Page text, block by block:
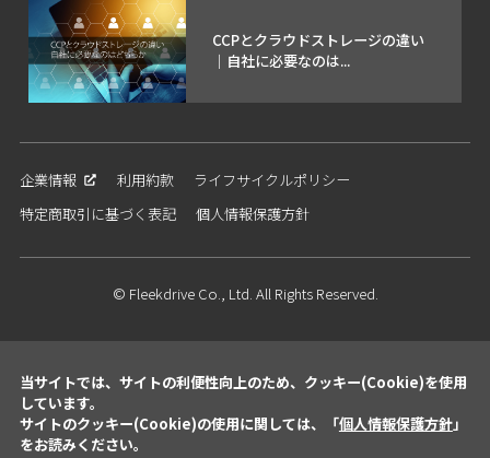
CCPとクラウドストレージの違い
｜自社に必要なのは...
企業情報 利用約款
ライフサイクルポリシー
特定商取引に基づく表記
個人情報保護方針
© Fleekdrive Co., Ltd. All Rights Reserved.
当サイトでは、サイトの利便性向上のため、クッキー(Cookie)を使用
しています。
サイトのクッキー(Cookie)の使用に関しては、「個人情報保護方針」
をお読みください。